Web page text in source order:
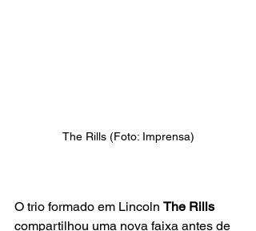
The Rills (Foto: Imprensa)
O trio formado em Lincoln The Rills
compartilhou uma nova faixa antes de